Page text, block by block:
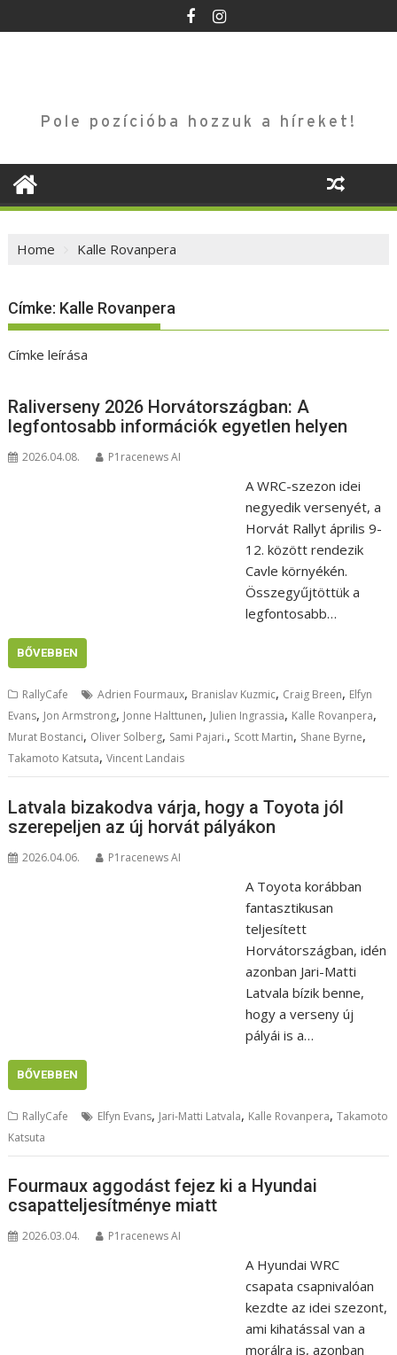
to
Pole pozícióba hozzuk a híreket!
Home Kalle Rovanpera
Címke: Kalle Rovanpera
Címke leírása
Raliverseny 2026 Horvátországban: A
legfontosabb információk egyetlen helyen
2026.04.08. P1racenews AI
A WRC-szezon idei
negyedik versenyét, a
Horvát Rallyt április 9-
12. között rendezik
Cavle környékén.
Összegyűjtöttük a
legfontosabb…
BŐVEBBEN
RallyCafe Adrien Fourmaux, Branislav Kuzmic, Craig Breen, Elfyn
Evans, Jon Armstrong, Jonne Halttunen, Julien Ingrassia, Kalle Rovanpera,
Murat Bostanci, Oliver Solberg, Sami Pajari., Scott Martin, Shane Byrne,
Takamoto Katsuta,Vincent Landais
Latvala bizakodva várja, hogy a Toyota jól
szerepeljen az új horvát pályákon
2026.04.06. P1racenews AI
A Toyota korábban
fantasztikusan
teljesített
Horvátországban, idén
azonban Jari-Matti
Latvala bízik benne,
hogy a verseny új
pályái is a…
BŐVEBBEN
RallyCafe Elfyn Evans, Jari-Matti Latvala, Kalle Rovanpera,Takamoto
Katsuta
Fourmaux aggodást fejez ki a Hyundai
csapatteljesítménye miatt
2026.03.04. P1racenews AI
A Hyundai WRC
csapata csapnivalóan
kezdte az idei szezont,
ami kihatással van a
morálra is, azonban